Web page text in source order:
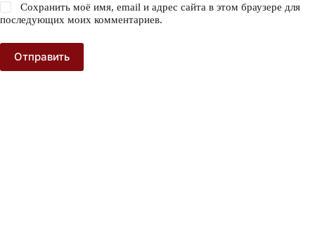
Сохранить моё имя, email и адрес сайта в этом браузере для
последующих моих комментариев.
Отправить